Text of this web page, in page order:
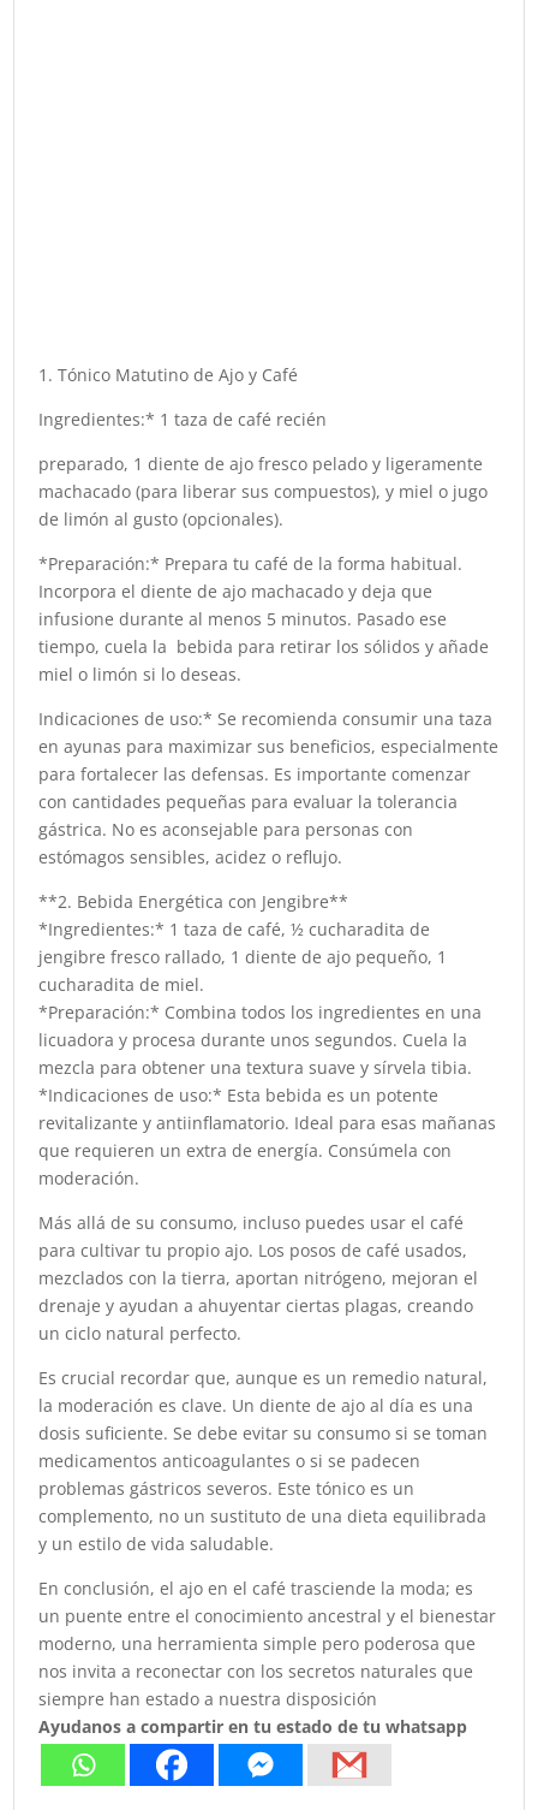
1. Tónico Matutino de Ajo y Café
Ingredientes:* 1 taza de café recién
preparado, 1 diente de ajo fresco pelado y ligeramente
machacado (para liberar sus compuestos), y miel o jugo
de limón al gusto (opcionales).
*Preparación:* Prepara tu café de la forma habitual.
Incorpora el diente de ajo machacado y deja que
infusione durante al menos 5 minutos. Pasado ese
tiempo, cuela la bebida para retirar los sólidos y añade
miel o limón si lo deseas.
Indicaciones de uso:* Se recomienda consumir una taza
en ayunas para maximizar sus beneficios, especialmente
para fortalecer las defensas. Es importante comenzar
con cantidades pequeñas para evaluar la tolerancia
gástrica. No es aconsejable para personas con
estómagos sensibles, acidez o reflujo.
**2. Bebida Energética con Jengibre**
*Ingredientes:* 1 taza de café, ½ cucharadita de
jengibre fresco rallado, 1 diente de ajo pequeño, 1
cucharadita de miel.
*Preparación:* Combina todos los ingredientes en una
licuadora y procesa durante unos segundos. Cuela la
mezcla para obtener una textura suave y sírvela tibia.
*Indicaciones de uso:* Esta bebida es un potente
revitalizante y antiinflamatorio. Ideal para esas mañanas
que requieren un extra de energía. Consúmela con
moderación.
Más allá de su consumo, incluso puedes usar el café
para cultivar tu propio ajo. Los posos de café usados,
mezclados con la tierra, aportan nitrógeno, mejoran el
drenaje y ayudan a ahuyentar ciertas plagas, creando
un ciclo natural perfecto.
Es crucial recordar que, aunque es un remedio natural,
la moderación es clave. Un diente de ajo al día es una
dosis suficiente. Se debe evitar su consumo si se toman
medicamentos anticoagulantes o si se padecen
problemas gástricos severos. Este tónico es un
complemento, no un sustituto de una dieta equilibrada
y un estilo de vida saludable.
En conclusión, el ajo en el café trasciende la moda; es
un puente entre el conocimiento ancestral y el bienestar
moderno, una herramienta simple pero poderosa que
nos invita a reconectar con los secretos naturales que
siempre han estado a nuestra disposición
Ayudanos a compartir en tu estado de tu whatsapp